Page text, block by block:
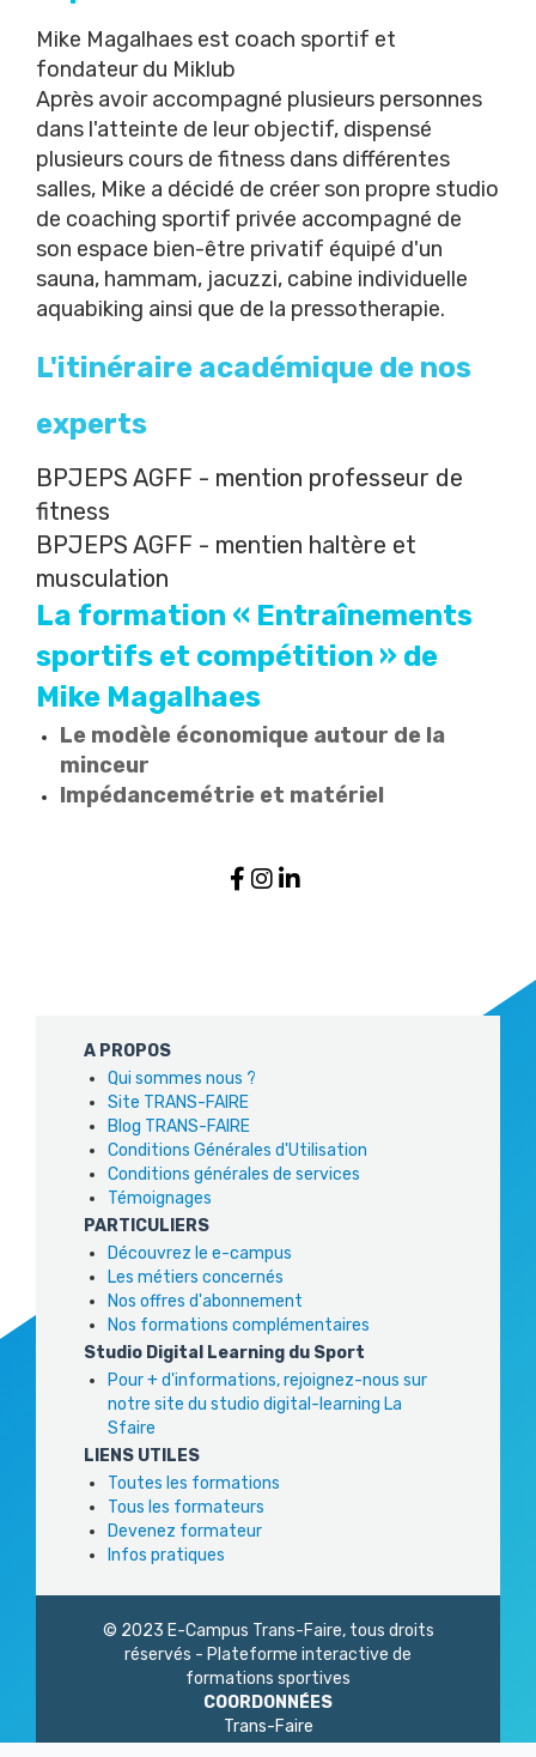
Mike Magalhaes est coach sportif et
fondateur du Miklub
Après avoir accompagné plusieurs personnes
dans l'atteinte de leur objectif, dispensé
plusieurs cours de fitness dans différentes
salles, Mike a décidé de créer son propre studio
de coaching sportif privée accompagné de
son espace bien-être privatif équipé d'un
sauna, hammam, jacuzzi, cabine individuelle
aquabiking ainsi que de la pressotherapie.
L'itinéraire académique de nos
experts
BPJEPS AGFF - mention professeur de
fitness
BPJEPS AGFF - mentien haltère et
musculation
La formation « Entraînements
sportifs et compétition » de
Mike Magalhaes
Le modèle économique autour de la
minceur
Impédancemétrie et matériel
A PROPOS
Qui sommes nous ?
Site TRANS-FAIRE
Blog TRANS-FAIRE
Conditions Générales d'Utilisation
Conditions générales de services
Témoignages
PARTICULIERS
Découvrez le e-campus
Les métiers concernés
Nos offres d'abonnement
Nos formations complémentaires
Studio Digital Learning du Sport
Pour + d'informations, rejoignez-nous sur
notre site du studio digital-learning La
Sfaire
LIENS UTILES
Toutes les formations
Tous les formateurs
Devenez formateur
Infos pratiques
© 2023 E-Campus Trans-Faire, tous droits
réservés - Plateforme interactive de
formations sportives
COORDONNÉES
Trans-Faire